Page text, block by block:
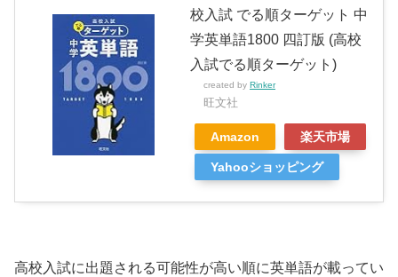
校入試 でる順ターゲット 中
学英単語1800 四訂版 (高校
入試でる順ターゲット)
created by Rinker
旺文社
Amazon 楽天市場
Yahooショッピング
高校入試に出題される可能性が高い順に英単語が載ってい